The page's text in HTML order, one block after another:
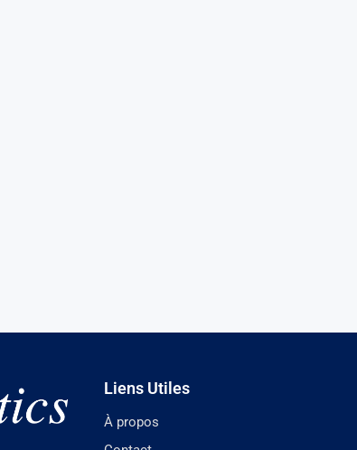
Liens Utiles
À propos